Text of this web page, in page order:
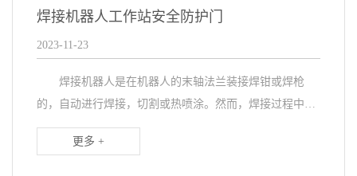
焊接机器人工作站安全防护门
2023-11-23
焊接机器人是在机器人的末轴法兰装接焊钳或焊枪
的，自动进行焊接，切割或热喷涂。然而，焊接过程中产
生的火花、强光和有害气体等危险因素对操作人员和周围
环境构成潜在威胁。为了保障焊接的安全，焊接工作站配
更多 +